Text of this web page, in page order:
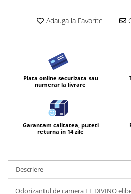
Servetele Umede Multisuprfete
Ingrijire Personala
Ingrijirea corpului
Deo Incaltaminte
Ingrijire intima
Lotiune de corp
Adauga la Favorite
Plata online securizata sau
numerar la livrare
Garantam calitatea, puteti
returna in 14 zile
Descriere
Odorizantul de camera EL DIVINO